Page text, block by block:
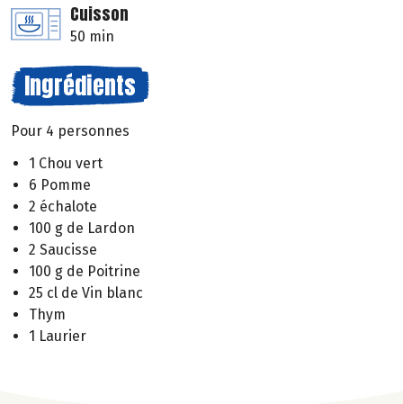
Cuisson
50 min
Ingrédients
Pour 4 personnes
1 Chou vert
6 Pomme
2 échalote
100 g de Lardon
2 Saucisse
100 g de Poitrine
25 cl de Vin blanc
Thym
1 Laurier